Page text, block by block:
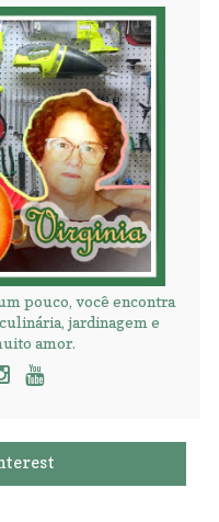
pouco, você encontra
jardinagem e
amor.